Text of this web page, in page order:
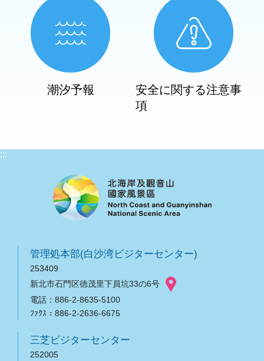
潮汐予報
安全に関する注意事
項
:::
管理処本部(白沙湾ビジターセンター)
253409
新北市石門区徳茂里下員坑33の6号
電話：886-2-8635-5100
ﾌｧｸｽ：886-2-2636-6675
三芝ビジターセンター
252005